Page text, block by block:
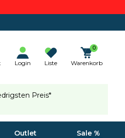
Login Liste
0
Warenkorb
Preis*
Outlet Sale %